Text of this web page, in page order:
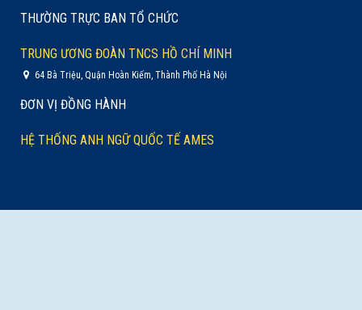
THƯỜNG TRỰC BAN TỔ CHỨC
TRUNG ƯƠNG ĐOÀN TNCS HỒ CHÍ MINH
64 Bà Triệu, Quận Hoàn Kiếm, Thành Phố Hà Nội
ĐƠN VỊ ĐỒNG HÀNH
HỆ THỐNG ANH NGỮ QUỐC TẾ AMES